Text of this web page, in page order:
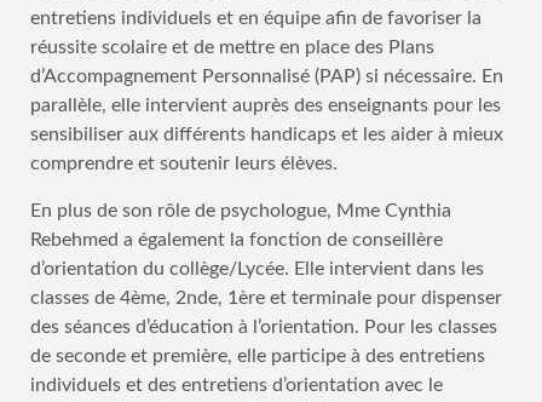
entretiens individuels et en équipe afin de favoriser la
réussite scolaire et de mettre en place des Plans
d’Accompagnement Personnalisé (PAP) si nécessaire. En
parallèle, elle intervient auprès des enseignants pour les
sensibiliser aux différents handicaps et les aider à mieux
comprendre et soutenir leurs élèves.
En plus de son rôle de psychologue, Mme Cynthia
Rebehmed a également la fonction de conseillère
d’orientation du collège/Lycée. Elle intervient dans les
classes de 4ème, 2nde, 1ère et terminale pour dispenser
des séances d’éducation à l’orientation. Pour les classes
de seconde et première, elle participe à des entretiens
individuels et des entretiens d’orientation avec le